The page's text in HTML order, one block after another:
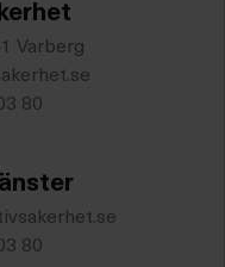
Varberg
80
80